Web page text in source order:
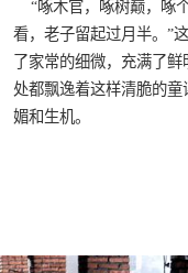
“啄木官，啄树巅，啄
看，老子留起过月半。”
了家常的细微，充满了
处都飘逸着这样清脆的
媚和生机。